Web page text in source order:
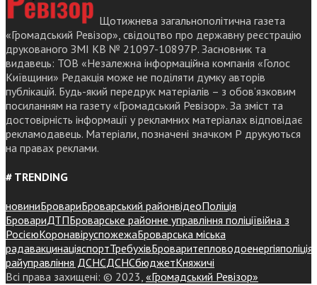
Щотижнева загальнополітична газета
«Громадський Ревізор», свідоцтво про державну реєстрацію
друкованого ЗМІ КВ № 21097-10897Р. Засновник та
видавець: ТОВ «Незалежна інформаційна компанія «Голос
Київщини» Редакція може не поділяти думку авторів
публікацій. Будь-який передрук матеріалів – з обов’язковим
посиланням на газету «Громадський Ревізор». За зміст та
достовірність інформації у рекламних матеріалах відповідає
рекламодавець. Матеріали, позначені значком Р друкуються
на правах реклами.
# TRENDING
новиниБровариБроварський районвідеоПоліція
БровариДТПБроварське районне управління поліціївійна з
РосієюКоронавіруспожежаБроварська міська
радавакцинаціяспортТребухівБроваритепловодоенергіяполіція
райуправління ДСНСДСНСбюджетКняжичі
Всі права захищені: © 2023, «Громадський Ревізор»